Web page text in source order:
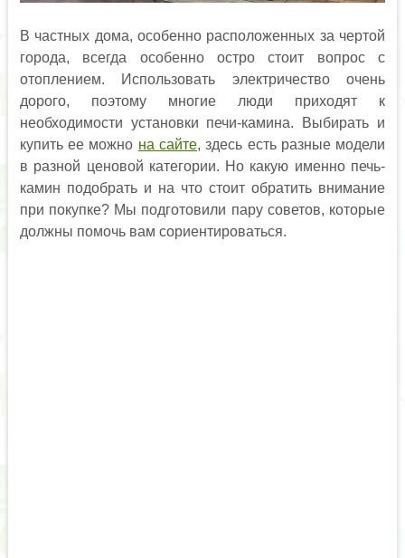
В частных дома, особенно расположенных за чертой
города, всегда особенно остро стоит вопрос с
отоплением. Использовать электричество очень
дорого, поэтому многие люди приходят к
необходимости установки печи-камина. Выбирать и
купить ее можно на сайте, здесь есть разные модели
в разной ценовой категории. Но какую именно печь-
камин подобрать и на что стоит обратить внимание
при покупке? Мы подготовили пару советов, которые
должны помочь вам сориентироваться.